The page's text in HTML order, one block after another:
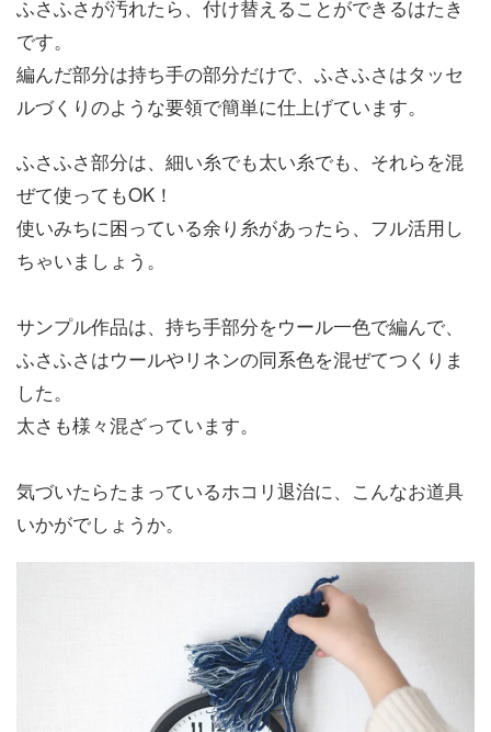
ふさふさが汚れたら、付け替えることができるはたき
です。
編んだ部分は持ち手の部分だけで、ふさふさはタッセ
ルづくりのような要領で簡単に仕上げています。
ふさふさ部分は、細い糸でも太い糸でも、それらを混
ぜて使ってもOK！
使いみちに困っている余り糸があったら、フル活用し
ちゃいましょう。
サンプル作品は、持ち手部分をウール一色で編んで、
ふさふさはウールやリネンの同系色を混ぜてつくりま
した。
太さも様々混ざっています。
気づいたらたまっているホコリ退治に、こんなお道具
いかがでしょうか。